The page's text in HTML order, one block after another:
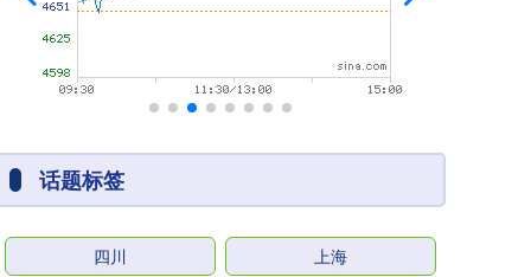
话题标签
四川 上海